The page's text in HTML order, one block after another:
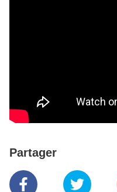
Partager